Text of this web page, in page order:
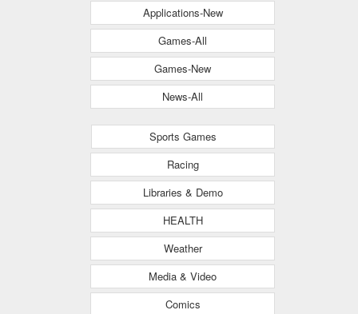
Applications-New
Games-All
Games-New
News-All
Sports Games
Racing
Libraries & Demo
HEALTH
Weather
Media & Video
Comics